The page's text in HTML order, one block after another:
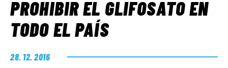
FUERA DE MEGÁFONO
PROHIBIR EL GLIFOSATO EN
TODO EL PAÍS
28. 12. 2016